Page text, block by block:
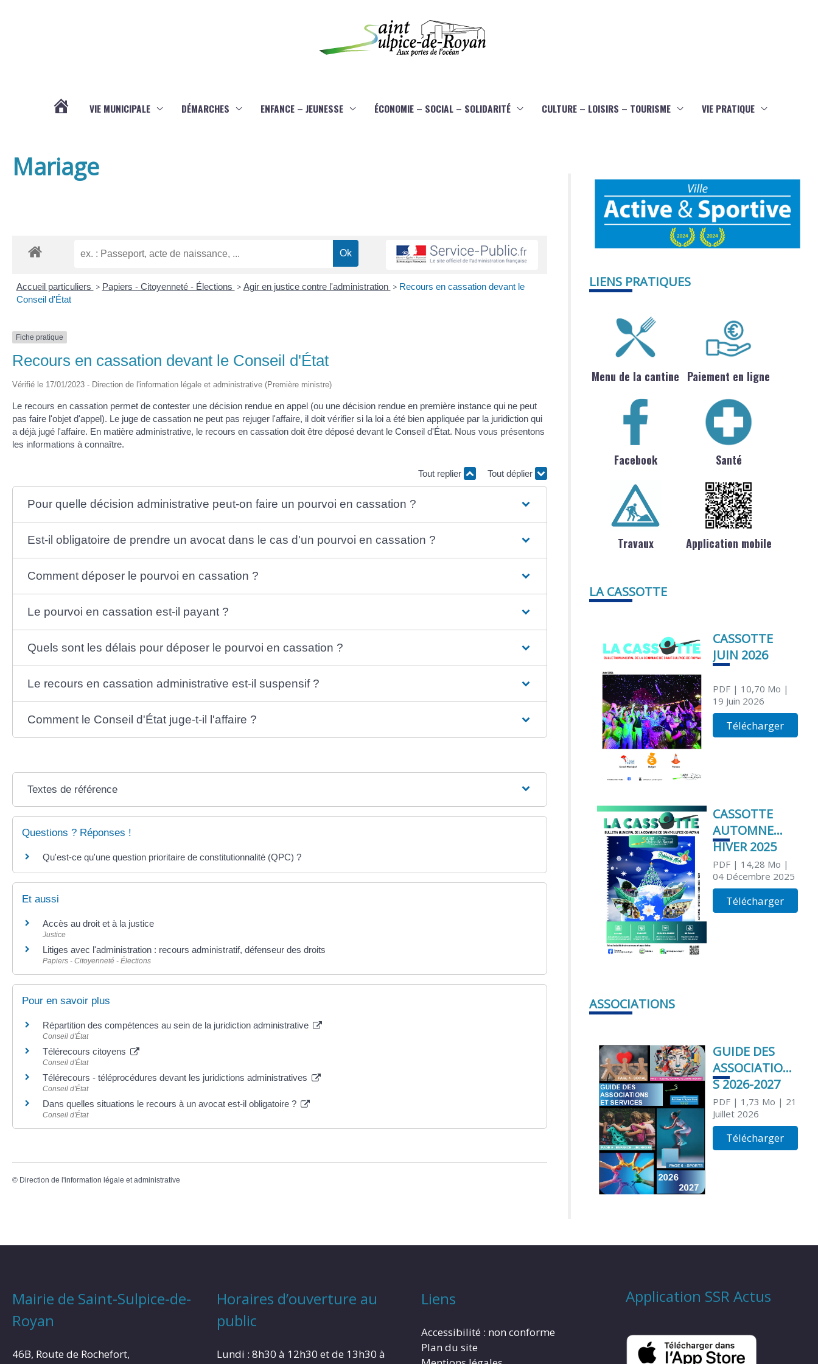
VIE MUNICIPALE DÉMARCHES ENFANCE – JEUNESSE ÉCONOMIE – SOCIAL – SOLIDARITÉ CULTURE – LOISIRS – TOURISME VIE PRATIQUE
Mariage
Accueil particuliers > Papiers - Citoyenneté - Élections > Agir en justice contre l'administration > Recours en cassation devant le
Conseil d'État
Fiche pratique
Recours en cassation devant le Conseil d'État
Vérifié le 17/01/2023 - Direction de l'information légale et administrative (Première ministre)
Le recours en cassation permet de contester une décision rendue en appel (ou une décision rendue en première instance qui ne peut
pas faire l'objet d'appel). Le juge de cassation ne peut pas rejuger l'affaire, il doit vérifier si la loi a été bien appliquée par la juridiction qui
a déjà jugé l'affaire. En matière administrative, le recours en cassation doit être déposé devant le Conseil d'État. Nous vous présentons
les informations à connaître.
Tout replier Tout déplier
Pour quelle décision administrative peut-on faire un pourvoi en cassation ?
Est-il obligatoire de prendre un avocat dans le cas d'un pourvoi en cassation ?
Comment déposer le pourvoi en cassation ?
Le pourvoi en cassation est-il payant ?
Quels sont les délais pour déposer le pourvoi en cassation ?
Le recours en cassation administrative est-il suspensif ?
Comment le Conseil d'État juge-t-il l'affaire ?
Textes de référence
Questions ? Réponses !
Qu'est-ce qu'une question prioritaire de constitutionnalité (QPC) ?
Et aussi
Accès au droit et à la justice
Justice
Litiges avec l'administration : recours administratif, défenseur des droits
Papiers - Citoyenneté - Élections
Pour en savoir plus
Répartition des compétences au sein de la juridiction administrative
Conseil d'État
Télérecours citoyens
Conseil d'État
Télérecours - téléprocédures devant les juridictions administratives
Conseil d'État
Dans quelles situations le recours à un avocat est-il obligatoire ?
Conseil d'État
© Direction de l'information légale et administrative
LIENS PRATIQUES
Menu de la cantine Paiement en ligne
Facebook Santé
Travaux Application mobile
LA CASSOTTE
CASSOTTE
JUIN 2026
PDF| 10,70 Mo |
19 Juin 2026
Télécharger
CASSOTTE
AUTOMNE
HIVER 2025
PDF| 14,28 Mo |
04 Décembre 2025
Télécharger
ASSOCIATIONS
GUIDE DES
ASSOCIATION
S 2026-2027
PDF| 1,73 Mo | 21
Juillet 2026
Télécharger
Mairie de Saint-Sulpice-de-
Royan
46B, Route de Rochefort,
Horaires d’ouverture au
public
Lundi : 8h30 à 12h30 et de 13h30 à
Liens
Accessibilité : non conforme
Plan du site
Application SSR Actus